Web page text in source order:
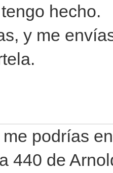
hecho.
y me
podrías
440 de